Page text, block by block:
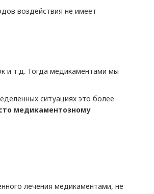
воздействия не имеет
и т.д. Тогда медикаментами мы
ситуациях это более
медикаментозному
лечения медикаментами, не